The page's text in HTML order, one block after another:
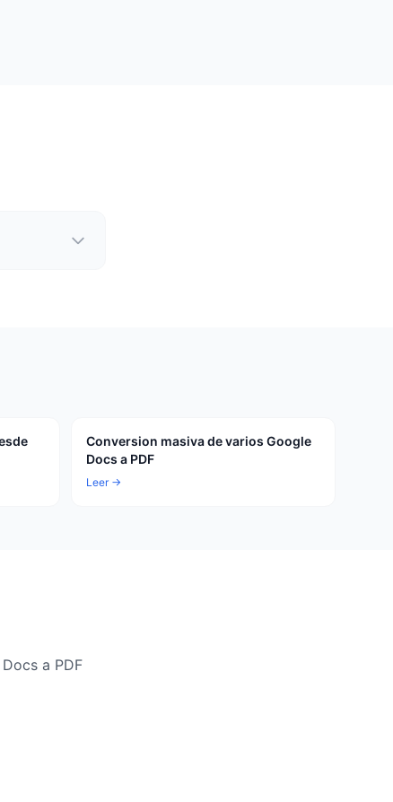
Conversion masiva de varios Google
Docs a PDF
Leer →
a PDF